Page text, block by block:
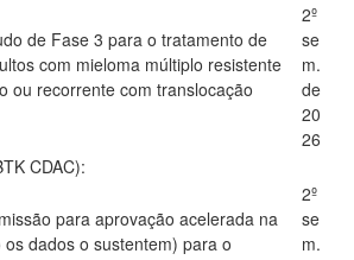
de Fase 3 para o tratamento de
com mieloma múltiplo resistente
ou recorrente com translocação
2º
se
m.
de
20
26
CDAC):
para aprovação acelerada na
os dados o sustentem) para o
2º
se
m.